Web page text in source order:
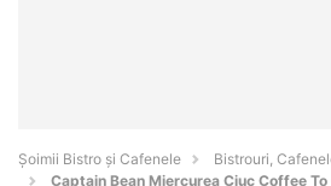
Șoimii Bistro și Cafenele
Bistrouri,
Captain Bean Miercurea Ciuc Coffee To